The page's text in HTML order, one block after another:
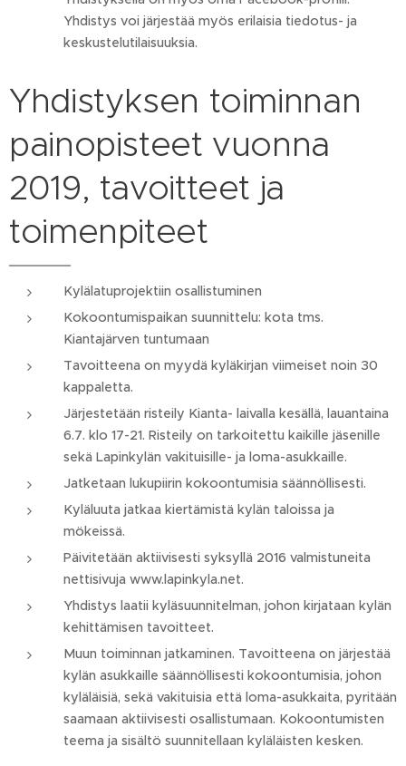
Yhdistys voi järjestää myös erilaisia tiedotus- ja
keskustelutilaisuuksia.
Yhdistyksen toiminnan
painopisteet vuonna
2019, tavoitteet ja
toimenpiteet
Kylälatuprojektiin osallistuminen
Kokoontumispaikan suunnittelu: kota tms.
Kiantajärven tuntumaan
Tavoitteena on myydä kyläkirjan viimeiset noin 30
kappaletta.
Järjestetään risteily Kianta- laivalla kesällä, lauantaina
6.7. klo 17-21. Risteily on tarkoitettu kaikille jäsenille
sekä Lapinkylän vakituisille- ja loma-asukkaille.
Jatketaan lukupiirin kokoontumisia säännöllisesti.
Kyläluuta jatkaa kiertämistä kylän taloissa ja
mökeissä.
Päivitetään aktiivisesti syksyllä 2016 valmistuneita
nettisivuja www.lapinkyla.net.
Yhdistys laatii kyläsuunnitelman, johon kirjataan kylän
kehittämisen tavoitteet.
Muun toiminnan jatkaminen. Tavoitteena on järjestää
kylän asukkaille säännöllisesti kokoontumisia, johon
kyläläisiä, sekä vakituisia että loma-asukkaita, pyritään
saamaan aktiivisesti osallistumaan. Kokoontumisten
teema ja sisältö suunnitellaan kyläläisten kesken.